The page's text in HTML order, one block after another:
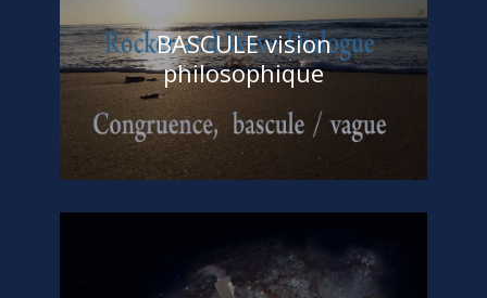
BASCULE vision
philosophiqueChebil Ramzi
Acceuil
DEFENSE A MAINS NUES
art de defense, art de vivre, minimum d'énergie
monotheisme, philosophie self defense
souplesse (24)